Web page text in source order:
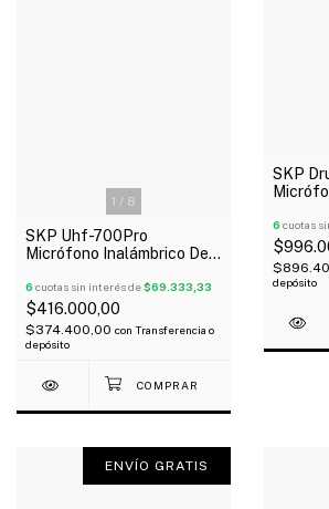
1 / 8
SKP Uhf-700Pro
Micrófono Inalámbrico De
Corbatero Uhf
6 cuotas sin interés de$69.333,33
$416.000,00
$374.400,00 con Transferencia o
depósito
SKP
6 cuotas
depósito
ENVÍO GRATIS